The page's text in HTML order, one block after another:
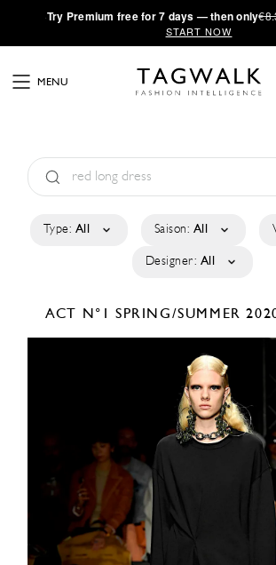
·Try Premium free for 7 days — then only
START NOW
MENU
Type: All Saison: All
Designer: All
ACT N°1SPRING/SUMMER